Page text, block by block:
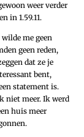
weer verder
in 1.59.11.
me geen
geen reden,
dat ze je
bent,
statement is.
niet meer. Ik werd
huis meer